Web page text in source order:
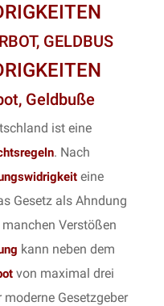
GELDBUS
Geldbuße
ist eine
. Nach
eine
Gesetz als Ahndung
Verstößen
kann neben dem
von maximal drei
Gesetzgeber